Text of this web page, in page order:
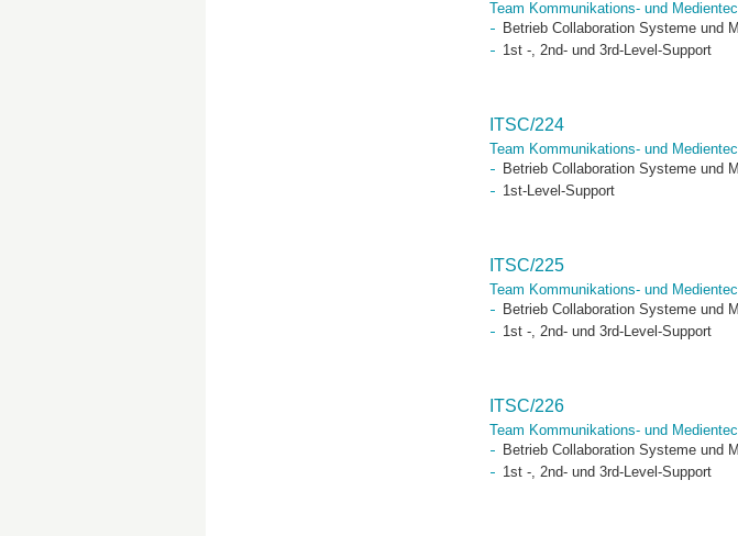
Team Kommunikations- und
Betrieb Collaboration Systeme und
1st -, 2nd- und 3rd-Level-Support
ITSC/224
Team Kommunikations- und
Betrieb Collaboration Systeme und
1st-Level-Support
ITSC/225
Team Kommunikations- und
Betrieb Collaboration Systeme und
1st -, 2nd- und 3rd-Level-Support
ITSC/226
Team Kommunikations- und
Betrieb Collaboration Systeme und
1st -, 2nd- und 3rd-Level-Support